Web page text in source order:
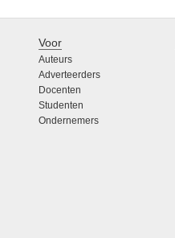
Voor
Auteurs
Adverteerders
Docenten
Studenten
Ondernemers